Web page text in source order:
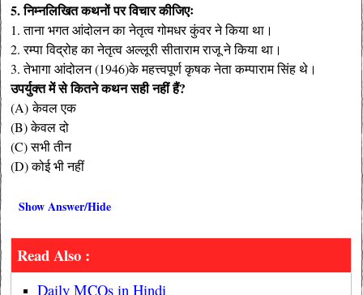
5. निम्नलिखित कथनों पर विचार कीजिएः
1. ताना भगत आंदोलन का नेतृत्व गोमधर कुंवर ने किया था।
2. रम्पा विद्रोह का नेतृत्व अल्लूरी सीताराम राजू ने किया था।
3. तेभागा आंदोलन (1946)के महत्त्वपूर्ण कृषक नेता कम्पाराम सिंह थे।
उपर्युक्त में से कितने कथन सही नहीं हैं?
(A) केवल एक
(B) केवल दो
(C) सभी तीन
(D) कोई भी नहीं
Show Answer/Hide
Read Also :
Daily MCQs in Hindi